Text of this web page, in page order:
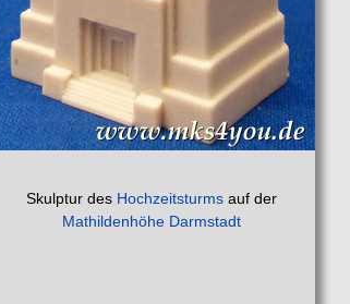
Skulptur des Hochzeitsturms auf der
Mathildenhöhe Darmstadt